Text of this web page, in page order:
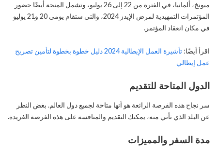
ميونخ، ألمانيا، في الفترة من 22 إلى 26 يوليو، وتشمل المنحة أيضًا حضور
المؤتمرات التمهيدية لمرض الإيدز 2024، والتي ستقام يومي 20 و21 يوليو
في مكان انعقاد المؤتمر.
اقرأ أيضًا:
تأشيرة العمل الإيطالية 2024 دليل خطوة بخطوة لتأمين تصريح
عمل إيطالي
الدول المتاحة للتقديم
سر نجاح هذه الفرصة الرائعة هو أنها متاحة لجميع دول العالم. بغض النظر
عن البلد الذي تأتي منه، يمكنك التقديم والمنافسة على هذه الفرصة الفريدة.
مدة السفر والمميزات